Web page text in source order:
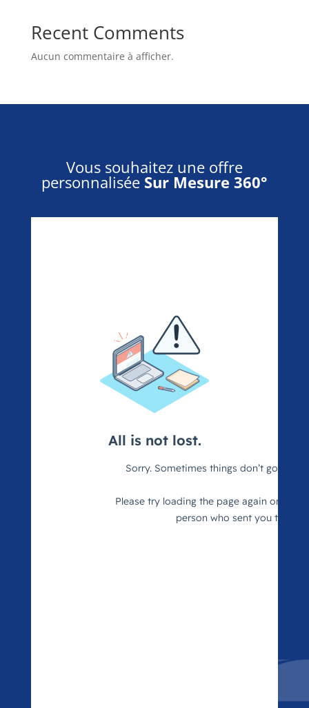
Recent Comments
Aucun commentaire à afficher.
Vous souhaitez une offre
personnalisée Sur Mesure 360°